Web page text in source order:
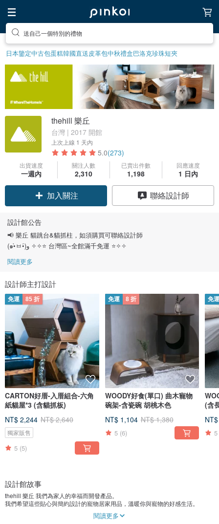
送自己一個特別的禮物
日本鑒定中古包蛋糕韓國直送皮革包中秋禮盒巴洛克珍珠短夾
thehill 樂丘
台灣 | 2017 開館
上次上線 1 天內
5.0(273)
出貨速度
一週內
關注人數
2,310
已賣出件數
1,198
回應速度
1 日內
加入關注 聯絡設計師
設計館公告
📢 樂丘 貓跳台&貓抓柱，如須購買可聯絡設計師
(๑•̀ㅂ•́)و ✧✧⭐ 台灣區~全館滿千免運 ⭐✧✧
閱讀更多
設計師主打設計
免運 85 折
CARTON好厝-入厝組合-六角
紙貓屋*3 (含貓抓板)
NT$ 2,244 NT$ 2,640
獨家販售
5 (5)
免運 8 折
WOODY好食(單口) 曲木寵物
碗架-含瓷碗 胡桃木色
NT$ 1,104 NT$ 1,380
5 (6)
免
(含
5
設計館故事
thehill 樂丘 我們為家人的幸福而開發產品。
我們希望這些貼心與簡約設計的寵物居家用品，溫暖你與寵物的好感生活。
Where The Home Is，家之所在。這是我們探索產品設計的核心哲學。
閱讀更多